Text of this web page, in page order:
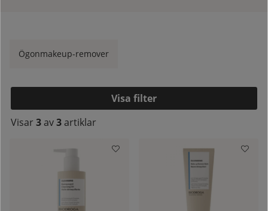
Ögonmakeup-remover
Filtrera
Visar 3av3artiklar